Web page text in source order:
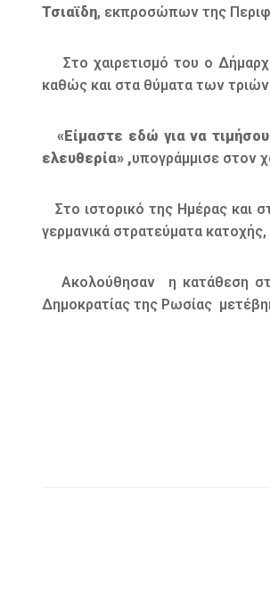
Τσιαϊδη, εκπροσώπων της
Στο χαιρετισμό του ο
καθώς και στα θύματα των
«Είμαστε εδώ για να
ελευθερία» ,υπογράμμισε στον
Στο ιστορικό της Ημέρας και
γερμανικά στρατεύματα
Ακολούθησαν η κατάθεση
Δημοκρατίας της Ρωσίας